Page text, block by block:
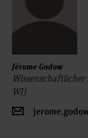
Jérome Godow
WI)